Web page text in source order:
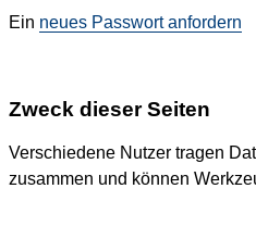
Ein neues Passwort anfordern
Zweck dieser Seiten
Verschiedene Nutzer tragen
zusammen und können